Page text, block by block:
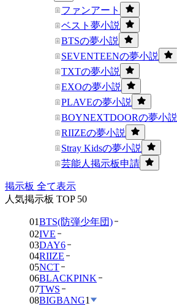
ファンアート
ベスト夢小説
BTSの夢小説
SEVENTEENの夢小説
TXTの夢小説
EXOの夢小説
PLAVEの夢小説
BOYNEXTDOORの夢小説
RIIZEの夢小説
Stray Kidsの夢小説
芸能人掲示板申請
掲示板 全て表示
人気掲示板 TOP 50
01BTS(防弾少年団)
02IVE
03DAY6
04RIIZE
05NCT
06BLACKPINK
07TWS
08BIGBANG1